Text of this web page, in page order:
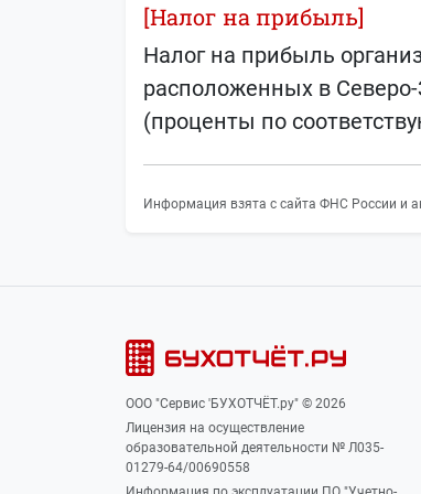
[Налог на прибыль]
Налог на прибыль
расположенных в
(проценты по
Информация взята с сайта ФНС России и
ООО "Сервис 'БУХОТЧЁТ.ру" © 2026
Лицензия на осуществление
образовательной деятельности № Л035-
01279-64/00690558